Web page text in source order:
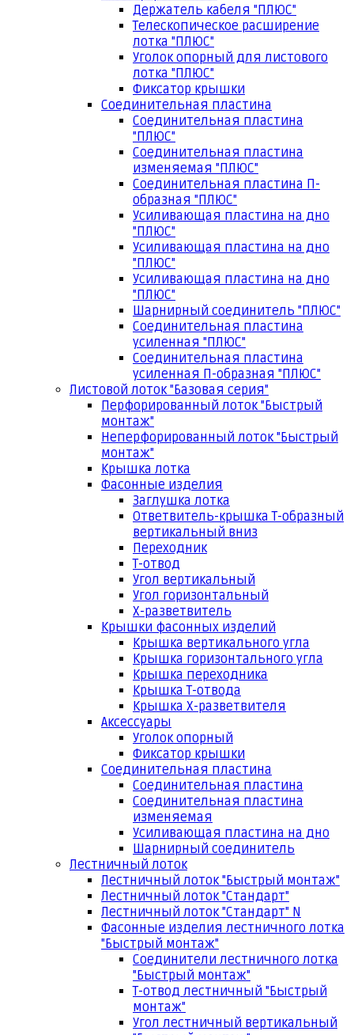
Держатель кабеля "ПЛЮС"
Телескопическое расширение
лотка "ПЛЮС"
Уголок опорный для листового
лотка "ПЛЮС"
Фиксатор крышки
Соединительная пластина
Соединительная пластина
"ПЛЮС"
Соединительная пластина
изменяемая "ПЛЮС"
Соединительная пластина П-
образная "ПЛЮС"
Усиливающая пластина на дно
"ПЛЮС"
Усиливающая пластина на дно
"ПЛЮС"
Усиливающая пластина на дно
"ПЛЮС"
Шарнирный соединитель "ПЛЮС"
Соединительная пластина
усиленная "ПЛЮС"
Соединительная пластина
усиленная П-образная "ПЛЮС"
Листовой лоток "Базовая серия"
Перфорированный лоток "Быстрый
монтаж"
Неперфорированный лоток "Быстрый
монтаж"
Крышка лотка
Фасонные изделия
Заглушка лотка
Ответвитель-крышка Т-образный
вертикальный вниз
Переходник
Т-отвод
Угол вертикальный
Угол горизонтальный
Х-разветвитель
Крышки фасонных изделий
Крышка вертикального угла
Крышка горизонтального угла
Крышка переходника
Крышка Т-отвода
Крышка Х-разветвителя
Аксессуары
Уголок опорный
Фиксатор крышки
Соединительная пластина
Соединительная пластина
Соединительная пластина
изменяемая
Усиливающая пластина на дно
Шарнирный соединитель
Лестничный лоток
Лестничный лоток "Быстрый монтаж"
Лестничный лоток "Стандарт"
Лестничный лоток "Стандарт" N
Фасонные изделия лестничного лотка
"Быстрый монтаж"
Соединители лестничного лотка
"Быстрый монтаж"
Т-отвод лестничный "Быстрый
монтаж"
Угол лестничный вертикальный